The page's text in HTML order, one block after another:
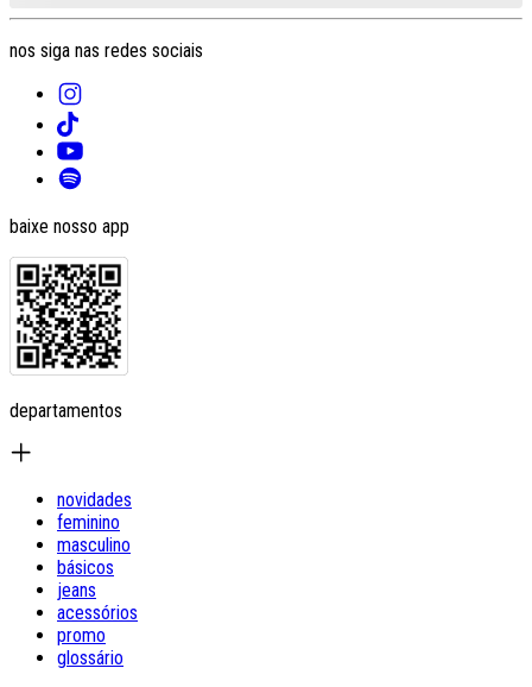
nos siga nas redes sociais
baixe nosso app
departamentos
novidades
feminino
masculino
básicos
jeans
acessórios
promo
glossário